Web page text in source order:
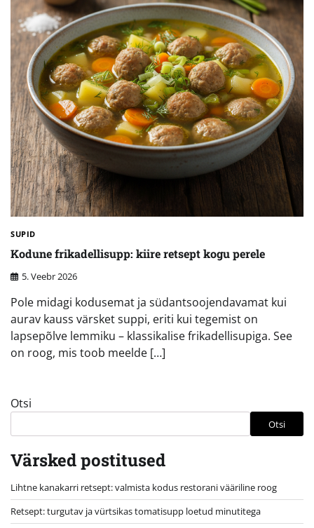
SUPID
Kodune frikadellisupp: kiire retsept kogu perele
5. Veebr 2026
Pole midagi kodusemat ja südantsoojendavamat kui
aurav kauss värsket suppi, eriti kui tegemist on
lapsepõlve lemmiku – klassikalise frikadellisupiga. See
on roog, mis toob meelde […]
Otsi
Otsi
Värsked postitused
Lihtne kanakarri retsept: valmista kodus restorani vääriline roog
Retsept: turgutav ja vürtsikas tomatisupp loetud minutitega